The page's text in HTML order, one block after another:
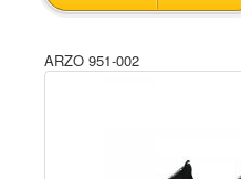
ARZO 951-002